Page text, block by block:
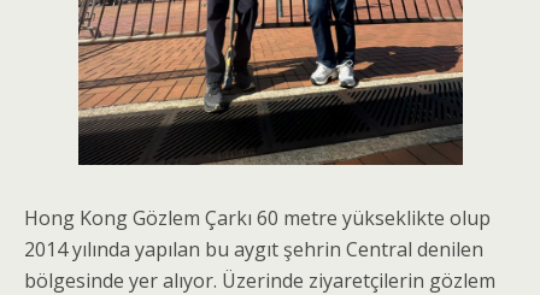
Hong Kong Gözlem Çarkı 60 metre yükseklikte olup
2014 yılında yapılan bu aygıt şehrin Central denilen
bölgesinde yer alıyor. Üzerinde ziyaretçilerin gözlem